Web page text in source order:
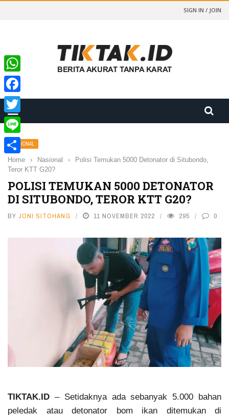
SIGN IN / JOIN
NASIONAL
Home › Nasional ›
Polisi Temukan 5000 Detonator di Situbondo,
Teror KTT G20?
POLISI TEMUKAN 5000 DETONATOR
DI SITUBONDO, TEROR KTT G20?
BY JONI SITOHANG 11 NOVEMBER 2022 295 0
TIKTAK.ID – Setidaknya ada sebanyak 5.000 bahan
peledak atau detonator bom ikan ditemukan di
WhatsApp
Facebook
Twitter
Line
Share